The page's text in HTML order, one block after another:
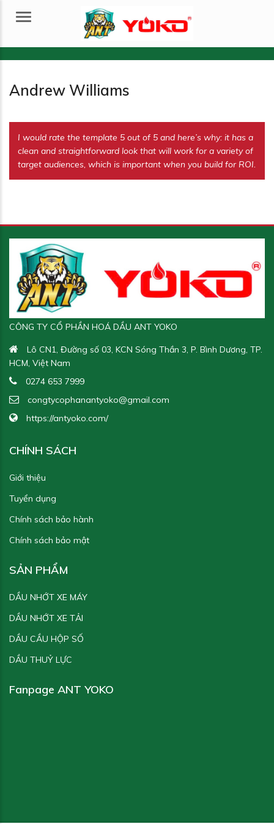
Menu
Andrew Williams
I would rate the template 5 out of 5 and here’s why: it has a
clean and straightforward look that will work for a variety of
target audiences, which is important when you build for ROI.
CÔNG TY CỔ PHẦN HOÁ DẦU ANT YOKO
Lô CN1, Đường số 03, KCN Sóng Thần 3, P. Bình Dương, TP.
HCM, Việt Nam
0274 653 7999
congtycophanantyoko@gmail.com
https://antyoko.com/
CHÍNH SÁCH
Giới thiệu
Tuyển dụng
Chính sách bảo hành
Chính sách bảo mật
SẢN PHẨM
DẦU NHỚT XE MÁY
DẦU NHỚT XE TẢI
DẦU CẦU HỘP SỐ
DẦU THUỶ LỰC
Fanpage ANT YOKO